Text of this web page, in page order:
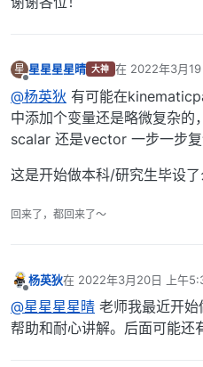
星 星星星星晴 大神 在 2022年3月
最后由 编辑
@杨英狄 有可能在
中添加个变量还是略微复杂的
scalar 还是vector 一步一步复
这是开始做本科/研究生毕设
回来了，都回来了～
杨英狄在 2022年3月20日 上午
最后由 编辑
@星星星星晴 老师我最近开
帮助和耐心讲解。后面可能还